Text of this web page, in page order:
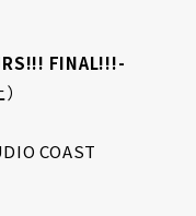
FINAL!!!-
COAST